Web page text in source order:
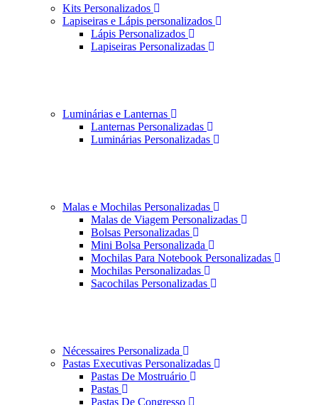
Kits Personalizados
Lapiseiras e Lápis personalizados
Lápis Personalizados
Lapiseiras Personalizadas
Luminárias e Lanternas
Lanternas Personalizadas
Luminárias Personalizadas
Malas e Mochilas Personalizadas
Malas de Viagem Personalizadas
Bolsas Personalizadas
Mini Bolsa Personalizada
Mochilas Para Notebook Personalizadas
Mochilas Personalizadas
Sacochilas Personalizadas
Nécessaires Personalizada
Pastas Executivas Personalizadas
Pastas De Mostruário
Pastas
Pastas De Congresso